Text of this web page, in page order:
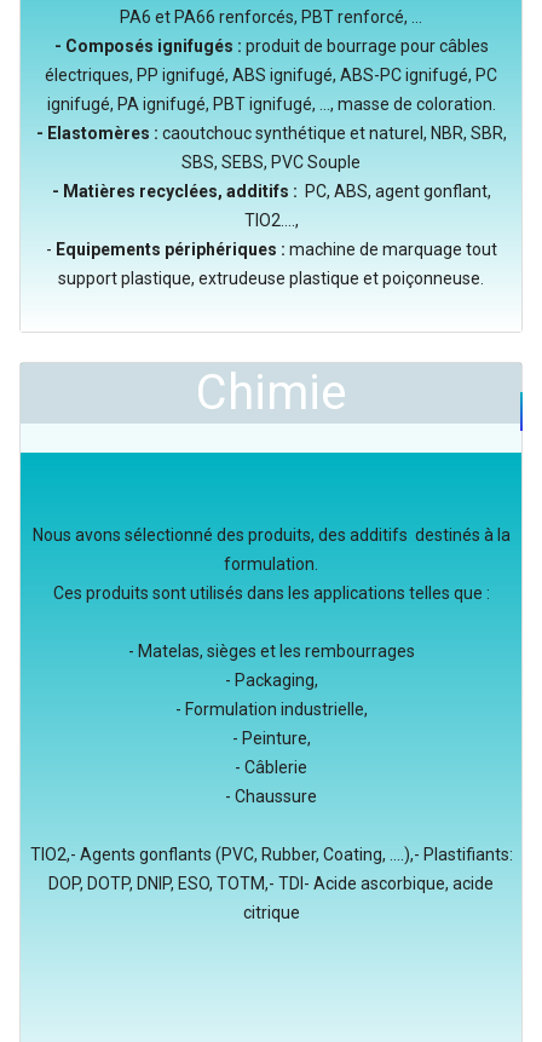
PA6 et PA66 renforcés, PBT renforcé, ...
- Composés ignifugés : produit de bourrage pour câbles
électriques, PP ignifugé, ABS ignifugé, ABS-PC ignifugé, PC
ignifugé, PA ignifugé, PBT ignifugé, ..., masse de coloration.
- Elastomères : caoutchouc synthétique et naturel, NBR, SBR,
SBS, SEBS, PVC Souple
- Matières recyclées, additifs : PC, ABS, agent gonflant,
TIO2....,
- Equipements périphériques : machine de marquage tout
support plastique, extrudeuse plastique et poiçonneuse.
Chimie
Nous avons sélectionné des produits, des additifs destinés à la
formulation.
Ces produits sont utilisés dans les applications telles que :
- Matelas, sièges et les rembourrages
- Packaging,
- Formulation industrielle,
- Peinture,
- Câblerie
- Chaussure
TIO2,- Agents gonflants (PVC, Rubber, Coating, ....),- Plastifiants:
DOP, DOTP, DNIP, ESO, TOTM,- TDI- Acide ascorbique, acide
citrique